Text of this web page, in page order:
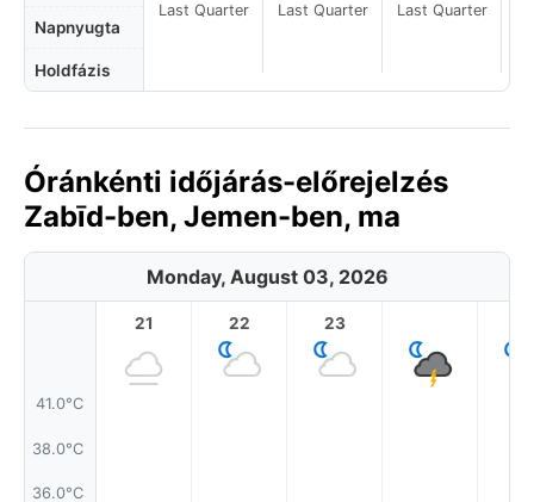
Napnyugta
Holdfázis
Last Quarter Last Quarter Last Quarter
Óránkénti időjárás-előrejelzés
Zabīd-ben, Jemen-ben, ma
Monday, August 03, 2026
41.0°C
38.0°C
36.0°C
21 22 23